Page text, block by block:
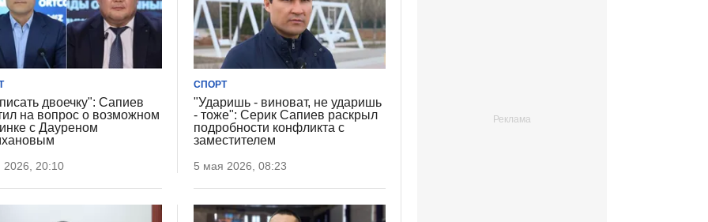
двоечку": Сапиев
на вопрос о возможном
с Дауреном
2026, 20:10
СПОРТ
"Ударишь - виноват, не ударишь
- тоже": Серик Сапиев раскрыл
подробности конфликта с
заместителем
5 мая 2026, 08:23